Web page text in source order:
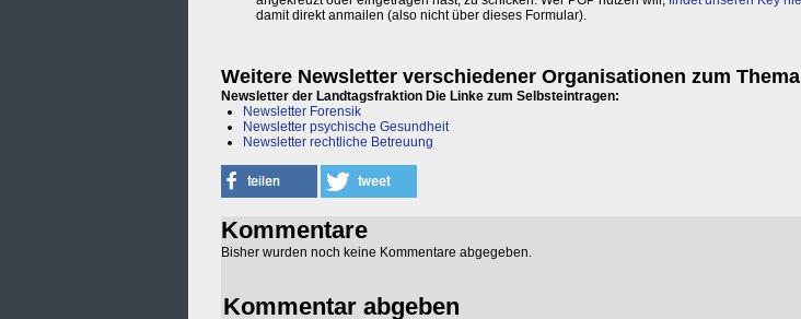
Weitere Newsletter verschiedener Organisationen zum Thema
Newsletter der Landtagsfraktion Die Linke zum Selbsteintragen:
Newsletter Forensik
Newsletter psychische Gesundheit
Newsletter rechtliche Betreuung
Kommentare
Bisher wurden noch keine Kommentare abgegeben.
Kommentar abgeben